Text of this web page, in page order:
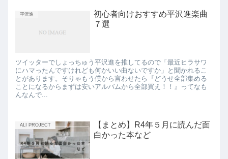
平沢進
初心者向けおすすめ平沢進楽曲
７選
ツイッターでしょっちゅう平沢進を推してるので「最近ヒラサワ
にハマったんですけれども何かいい曲ないですか」と聞かれるこ
とがあります。そりゃもう僕から言わせたら『どうせ全部集める
ことになるからまずは安いアルバムから全部買え！！』ってなも
んなんで...
ALI PROJECT
【まとめ】R4年５月に読んだ面
白かった本など